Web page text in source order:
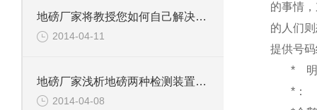
地磅厂家将教授您如何自己解决地磅小问题
2014-04-11
地磅厂家浅析地磅两种检测装置的对比
2014-04-08
的事情
的人们
提供号
*
*：